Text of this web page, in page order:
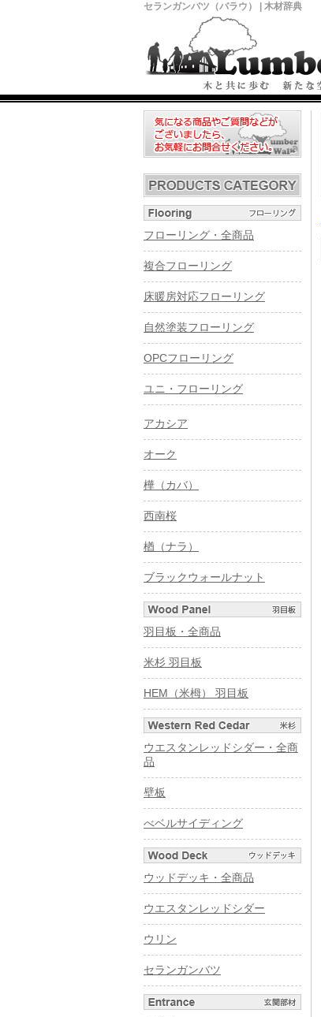
セランガンバツ（バラウ） | 木材辞典
フローリング・全商品
複合フローリング
床暖房対応フローリング
自然塗装フローリング
OPCフローリング
ユニ・フローリング
アカシア
オーク
樺（カバ）
西南桜
楢（ナラ）
ブラックウォールナット
羽目板・全商品
米杉 羽目板
HEM（米栂） 羽目板
ウエスタンレッドシダー・全商
品
壁板
べベルサイディング
ウッドデッキ・全商品
ウエスタンレッドシダー
ウリン
セランガンバツ